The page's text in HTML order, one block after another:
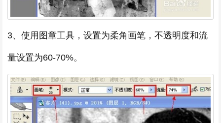
3、使用图章工具，设置为柔角画笔，不透明度和流
量设置为60-70%。